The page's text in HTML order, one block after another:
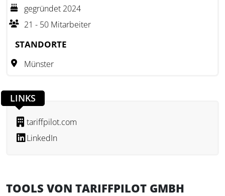
integrieren und erstellt für jeden Tarifvorschlag eine
Dokumentation der Entscheidungsgrundlage. Unternehmen
können so ihre Zollprozesse systematisieren und die
gegründet 2024
21 - 50 Mitarbeiter
STANDORTE
Münster
LINKS
tariffpilot.com
LinkedIn
TOOLS VON TARIFFPILOT GMBH